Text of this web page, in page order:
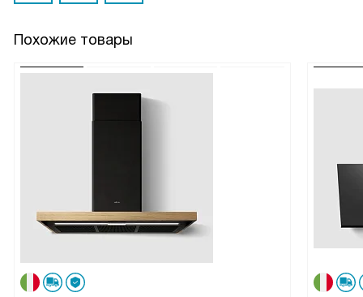
Похожие товары